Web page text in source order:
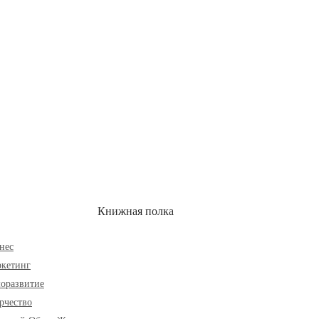
Книжная полка